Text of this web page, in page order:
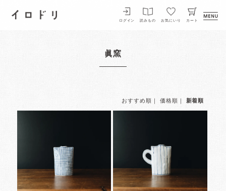
イロドリ
ログイン 読みもの お気にいり カート
眞窯
おすすめ順 価格順 新着順